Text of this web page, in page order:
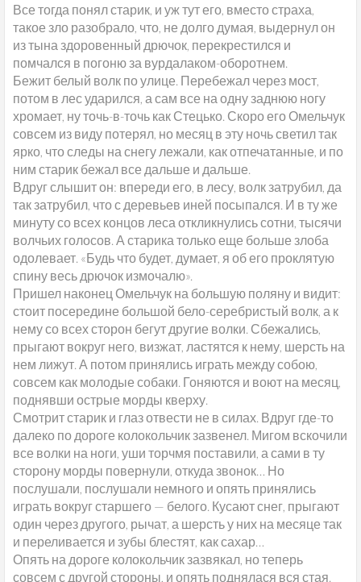
Все тогда понял старик, и уж тут его, вместо страха,
такое зло разобрало, что, не долго думая, выдернул он
из тына здоровенный дрючок, перекрестился и
помчался в погоню за вурдалаком-оборотнем.
Бежит белый волк по улице. Перебежал через мост,
потом в лес ударился, а сам все на одну заднюю ногу
хромает, ну точь-в-точь как Стецько. Скоро его Омельчук
совсем из виду потерял, но месяц в эту ночь светил так
ярко, что следы на снегу лежали, как отпечатанные, и по
ним старик бежал все дальше и дальше.
Вдруг слышит он: впереди его, в лесу, волк затрубил, да
так затрубил, что с деревьев иней посыпался. И в ту же
минуту со всех концов леса откликнулись сотни, тысячи
волчьих голосов. А старика только еще больше злоба
одолевает. «Будь что будет, думает, я об его проклятую
спину весь дрючок измочалю».
Пришел наконец Омельчук на большую поляну и видит:
стоит посередине большой бело-серебристый волк, а к
нему со всех сторон бегут другие волки. Сбежались,
прыгают вокруг него, визжат, ластятся к нему, шерсть на
нем лижут. А потом принялись играть между собою,
совсем как молодые собаки. Гоняются и воют на месяц,
поднявши острые морды кверху.
Смотрит старик и глаз отвести не в силах. Вдруг где-то
далеко по дороге колокольчик зазвенел. Мигом вскочили
все волки на ноги, уши торчмя поставили, а сами в ту
сторону морды повернули, откуда звонок… Но
послушали, послушали немного и опять принялись
играть вокруг старшего — белого. Кусают снег, прыгают
один через другого, рычат, а шерсть у них на месяце так
и переливается и зубы блестят, как сахар…
Опять на дороге колокольчик зазвякал, но теперь
совсем с другой стороны, и опять поднялася вся стая.